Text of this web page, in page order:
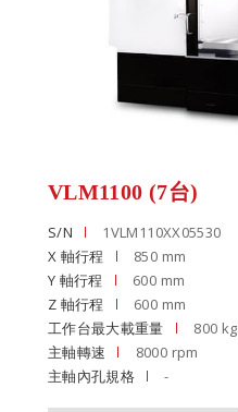
VLM1100 (7台)
S/N
1VLM110XX05530
X 軸行程
850 mm
Y 軸行程
600 mm
Z 軸行程
600 mm
工作台最大載重量
800 kg
主軸轉速
8000 rpm
主軸內孔規格
-